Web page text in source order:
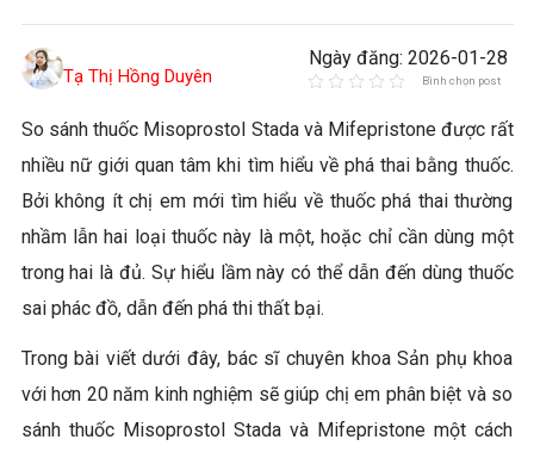
Tạ Thị Hồng Duyên
Ngày đăng: 2026-01-28
Bình chọn post
So sánh thuốc Misoprostol Stada và Mifepristone được rất
nhiều nữ giới quan tâm khi tìm hiểu về phá thai bằng thuốc.
Bởi không ít chị em mới tìm hiểu về thuốc phá thai thường
nhầm lẫn hai loại thuốc này là một, hoặc chỉ cần dùng một
trong hai là đủ. Sự hiểu lầm này có thể dẫn đến dùng thuốc
sai phác đồ, dẫn đến phá thi thất bại.
Trong bài viết dưới đây, bác sĩ chuyên khoa Sản phụ khoa
với hơn 20 năm kinh nghiệm sẽ giúp chị em phân biệt và so
sánh thuốc Misoprostol Stada và Mifepristone một cách